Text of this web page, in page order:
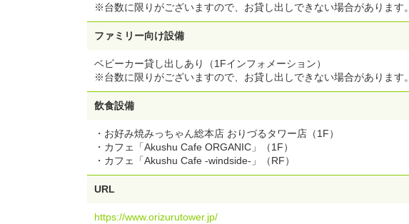
※台数に限りがございますので、お貸し出しできない場合があります。
ファミリー向け設備
ベビーカー貸し出しあり（1Fインフォメーション）
※台数に限りがございますので、お貸し出しできない場合があります。
飲食設備
・お好み焼みっちゃん総本店 おりづるタワー店（1F）
・カフェ「Akushu Cafe ORGANIC」（1F）
・カフェ「Akushu Cafe -windside-」（RF）
URL
https://www.orizurutower.jp/